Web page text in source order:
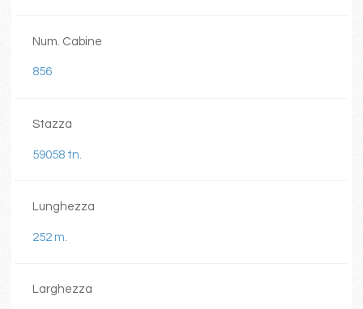
Num. Cabine
856
Stazza
59058 tn.
Lunghezza
252 m.
Larghezza